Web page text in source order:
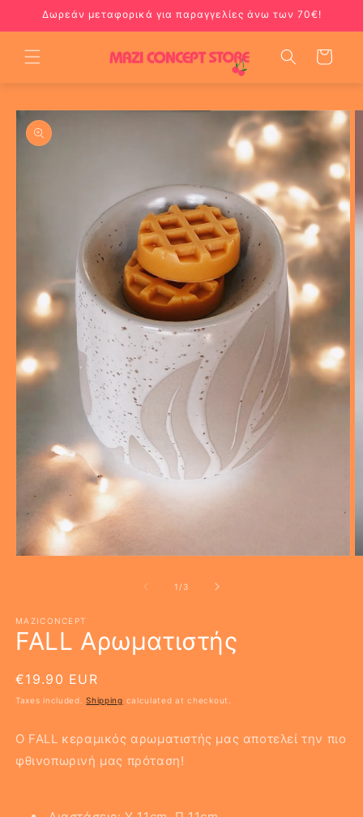
Skip to
content
Δωρεάν μεταφορικά για παραγγελίες άνω των 70€!
Cart
Skip to
product
information
1 /of
3
MAZICONCEPT
FALL Αρωματιστής
Regular
price
€19.90 EUR
Taxes included.Shipping calculated at checkout.
Ο FALL κεραμικός αρωματιστής μας αποτελεί την πιο
φθινοπωρινή μας πρόταση!